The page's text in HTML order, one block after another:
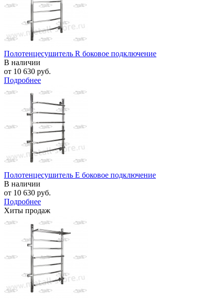
Полотенцесушитель R боковое подключение
В наличии
от 10 630 руб.
Подробнее
Полотенцесушитель E боковое подключение
В наличии
от 10 630 руб.
Подробнее
Хиты продаж